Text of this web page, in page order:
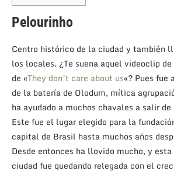
Pelourinho
Centro histórico de la ciudad y también
los locales. ¿Te suena aquel videoclip
de «They don’t care about us«? Pues fue
de la batería de Olodum, mítica
ha ayudado a muchos chavales a salir
Este fue el lugar elegido para la
capital de Brasil hasta muchos años
Desde entonces ha llovido mucho, y
ciudad fue quedando relegada con el